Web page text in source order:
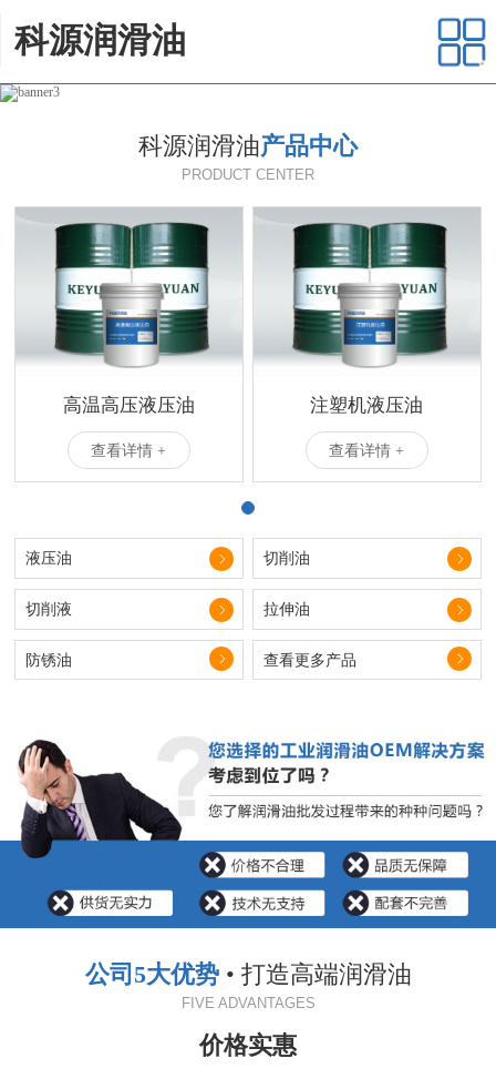
科源润滑油
科源润滑油产品中心
PRODUCT CENTER
高温高压液压油
查看详情 +
注塑机液压油
查看详情 +
液压油 切削油
切削液 拉伸油
防锈油 查看更多产品
公司5大优势• 打造高端润滑油
FIVE ADVANTAGES
价格实惠